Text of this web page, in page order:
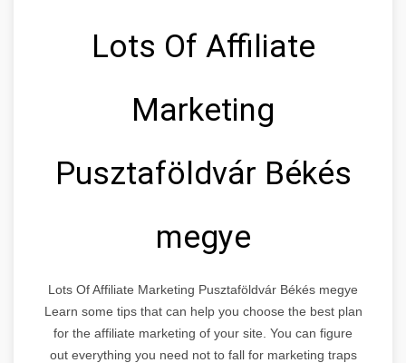
Lots Of Affiliate
Marketing
Pusztaföldvár Békés
megye
Lots Of Affiliate Marketing Pusztaföldvár Békés megye
Learn some tips that can help you choose the best plan
for the affiliate marketing of your site. You can figure
out everything you need not to fall for marketing traps